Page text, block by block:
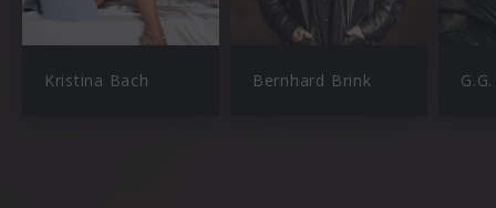
Kristina Bach Bernhard Brink